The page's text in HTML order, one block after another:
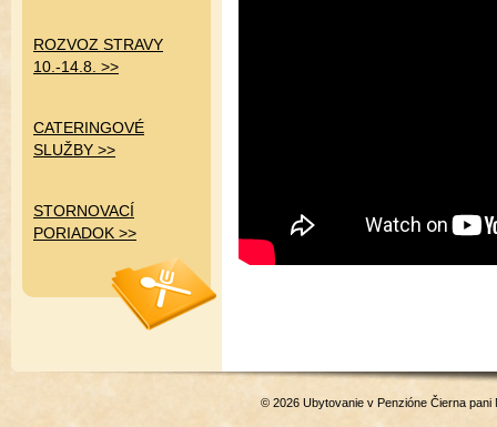
ROZVOZ STRAVY
10.-14.8. >>
CATERINGOVÉ
SLUŽBY >>
STORNOVACÍ
PORIADOK >>
© 2026 Ubytovanie v Penzióne Čierna pani